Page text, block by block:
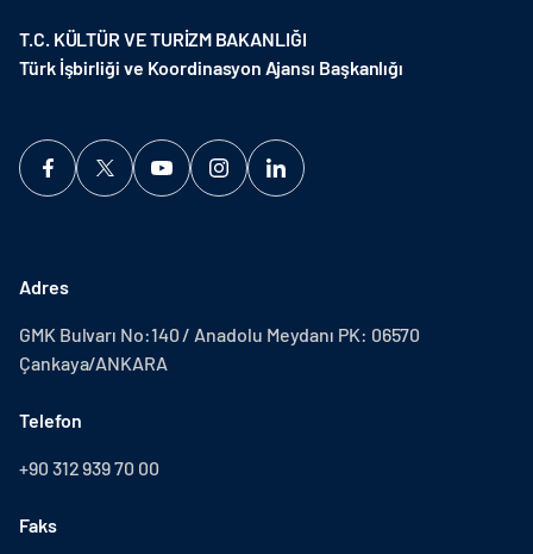
T.C. KÜLTÜR VE TURİZM BAKANLIĞI
Türk İşbirliği ve Koordinasyon Ajansı Başkanlığı
Adres
GMK Bulvarı No:140 / Anadolu Meydanı PK: 06570
Çankaya/ANKARA
Telefon
+90 312 939 70 00
Faks